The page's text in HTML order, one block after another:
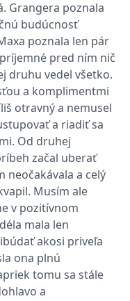
Grangera poznala
budúcnosť
poznala len pár
pred ním nič
druhu vedel všetko.
a komplimentmi
otravný a nemusel
a riadiť sa
Od druhej
začal uberať
neočakávala a celý
Musím ale
v pozitívnom
mala len
akosi priveľa
ona plnú
tomu sa stále
a
poskytování řady
reklamních produktů,
jako je nabízení cen v
reálném čase od
inzerentů třetích stran.
Toto je cookie první
strany společnosti
Microsoft MSN, které
zajišťuje správné
fungování této webové
Tento soubor cookie
provádí informace o
tom, jak koncový
uživatel používá web, a
jakoukoli reklamu,
kterou koncový uživatel
mohl vidět před
návštěvou uvedeného
webu.
Parametry UTM
používané pro reklamu /
sledování pomocí
Google Analytics
Tento soubor cookie
používá společnost Bing